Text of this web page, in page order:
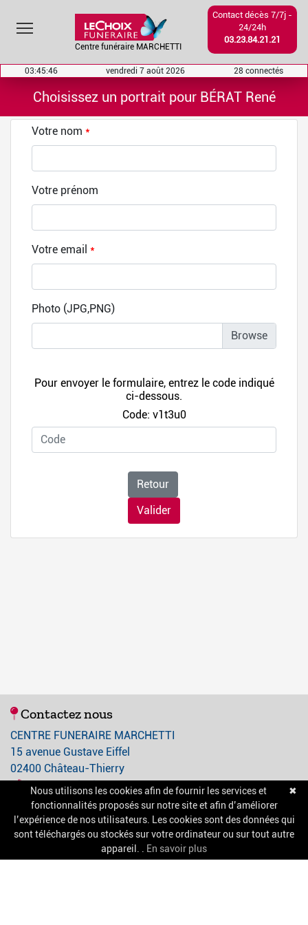
Centre funéraire MARCHETTI
Toggle main menu visibility
Contact décès 7/7j -
24/24h
03.23.84.21.21
03:45:46 vendredi 7 août 2026 28 connectés
Choisissez un portrait pour BÉRAT René
Votre nom *
Votre prénom
Votre email *
Photo (JPG,PNG)
Pour envoyer le formulaire, entrez le code indiqué
ci-dessous.
Code: v1t3u0
Retour
Valider
Contactez nous
CENTRE FUNERAIRE MARCHETTI
15 avenue Gustave Eiffel
02400 Château-Thierry
03 23 84 21 21
contact@centre-funeraire-marchetti.com
✖
Nous utilisons les cookies afin de fournir les services et
fonctionnalités proposés sur notre site et afin d’améliorer
l’expérience de nos utilisateurs. Les cookies sont des données qui
sont téléchargés ou stockés sur votre ordinateur ou sur tout autre
appareil. .
En savoir plus